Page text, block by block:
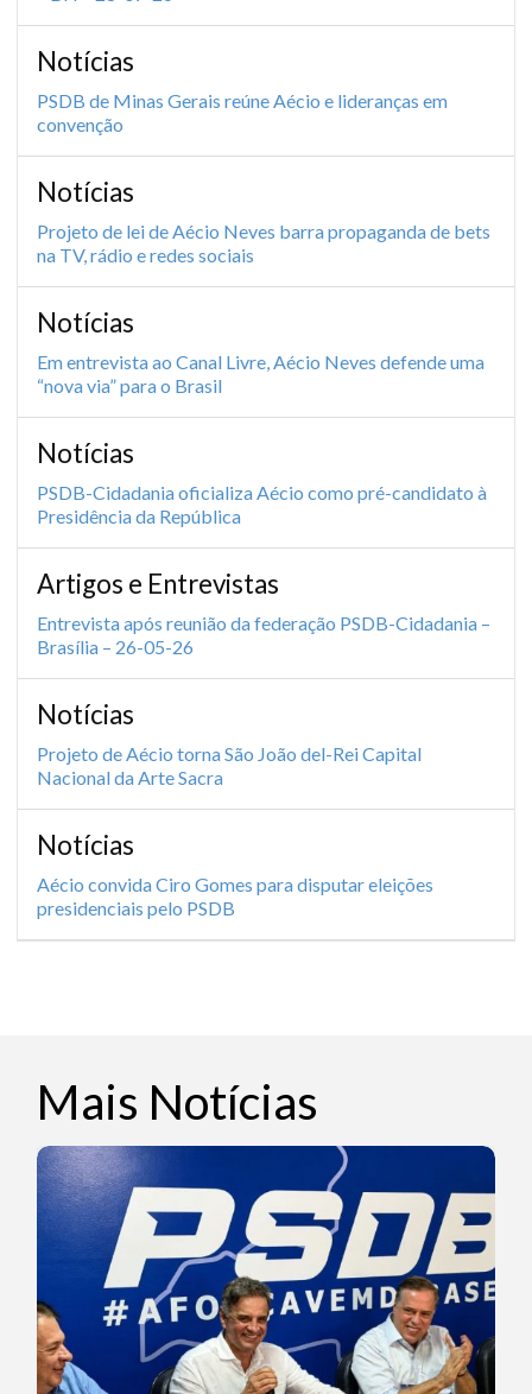
Notícias
PSDB de Minas Gerais reúne Aécio e lideranças em
convenção
Notícias
Projeto de lei de Aécio Neves barra propaganda de bets
na TV, rádio e redes sociais
Notícias
Em entrevista ao Canal Livre, Aécio Neves defende uma
“nova via” para o Brasil
Notícias
PSDB-Cidadania oficializa Aécio como pré-candidato à
Presidência da República
Artigos e Entrevistas
Entrevista após reunião da federação PSDB-Cidadania –
Brasília – 26-05-26
Notícias
Projeto de Aécio torna São João del-Rei Capital
Nacional da Arte Sacra
Notícias
Aécio convida Ciro Gomes para disputar eleições
presidenciais pelo PSDB
Mais Notícias